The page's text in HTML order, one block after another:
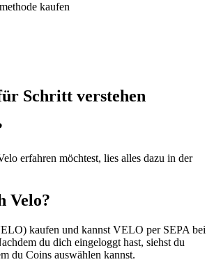
kaufen
Schritt verstehen
erfahren möchtest, lies alles dazu in der
Velo?
kaufen und kannst VELO per SEPA bei
du dich eingeloggt hast, siehst du
du Coins auswählen kannst.